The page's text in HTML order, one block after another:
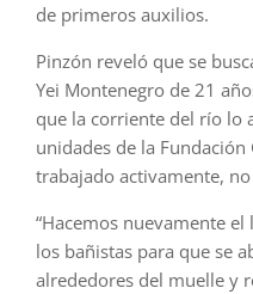
de primeros auxilios.
Pinzón reveló que se
Yei Montenegro de 21
que la corriente del río lo
unidades de la
trabajado activamente,
“Hacemos nuevamente
los bañistas para que se
alrededores del muelle y